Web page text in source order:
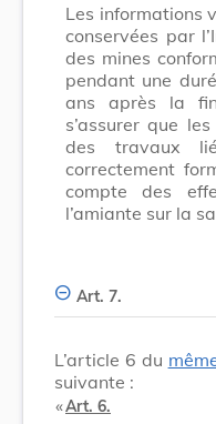
Les informations
conservées par
des mines
pendant une
ans après la
s’assurer que
des travaux
correctement
compte des
l’amiante sur la
Art. 7.
L’article 6 du
suivante :
​ «Art. 6.